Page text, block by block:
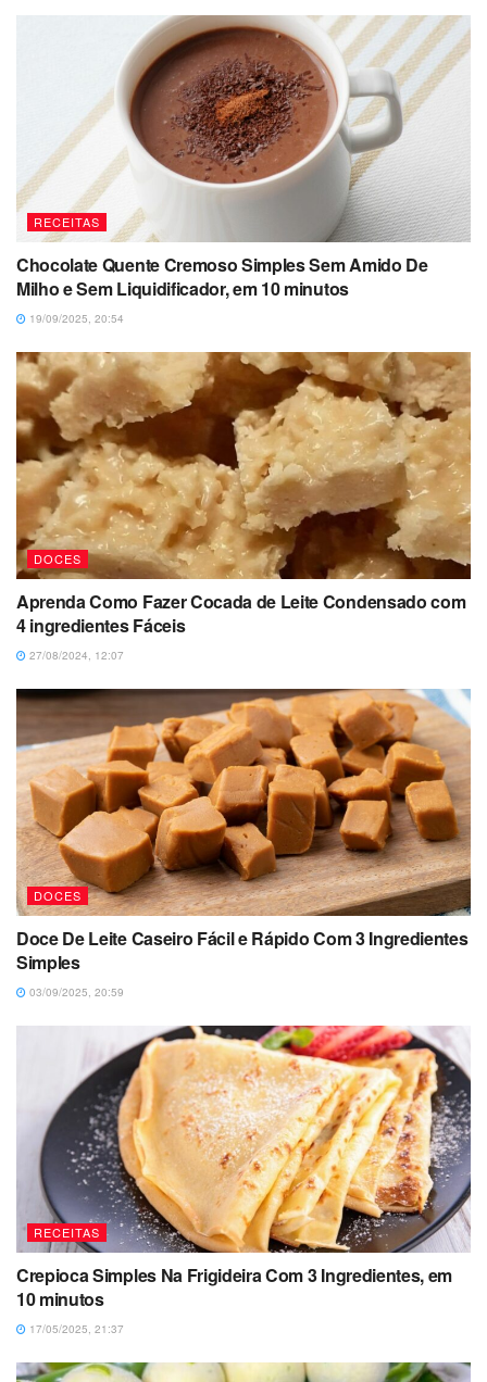
RECEITAS
Chocolate Quente Cremoso Simples Sem Amido De
Milho e Sem Liquidificador, em 10 minutos
19/09/2025, 20:54
DOCES
Aprenda Como Fazer Cocada de Leite Condensado com
4 ingredientes Fáceis
27/08/2024, 12:07
DOCES
Doce De Leite Caseiro Fácil e Rápido Com 3 Ingredientes
Simples
03/09/2025, 20:59
RECEITAS
Crepioca Simples Na Frigideira Com 3 Ingredientes, em
10 minutos
17/05/2025, 21:37